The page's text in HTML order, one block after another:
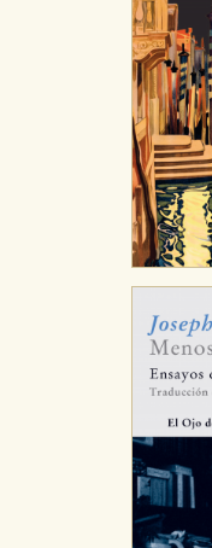
Cookies
Estas cookies
web funcione y
nuestro sistema.
navegador, pero
áreas de
correctamente.
Cookies de
Estas cookies se
de navegación y
nuestro sitio
servicios para
vez que nos
Cookies de
Estas cookies
publicitarios y
relevante para
almacenan
que se basan en
navegador y
GUARDAR